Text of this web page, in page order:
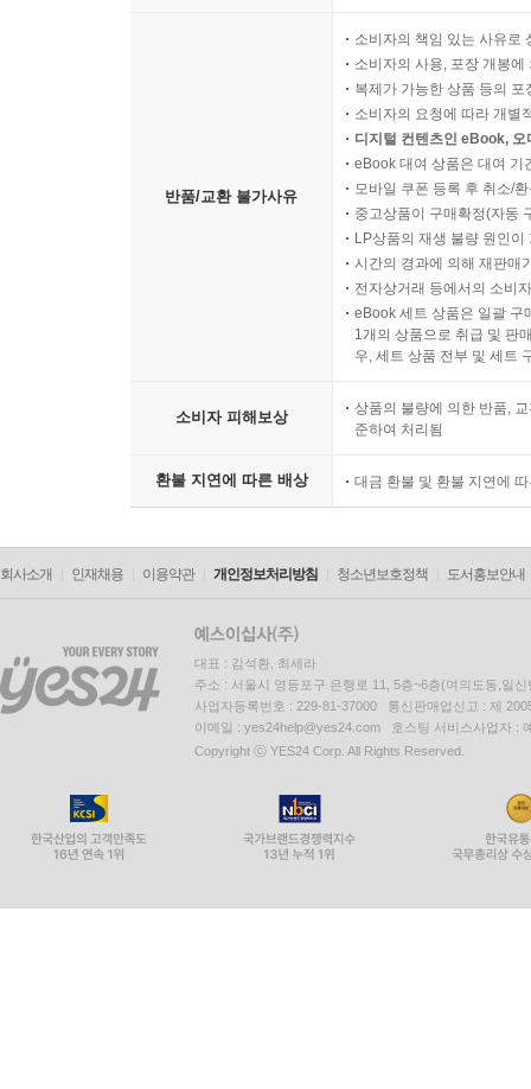
반품/교환 불가사유
소비자의 책임 있는 사유로
소비자의 사용, 포장 개봉
복제가 가능한 상품 등의
소비자의 요청에 따라 개별
디지털 컨텐츠인 eBook,
eBook 대여 상품은 대여 기
모바일 쿠폰 등록 후 취소/
중고상품이 구매확정(자동
LP상품의 재생 불량 원인
시간의 경과에 의해 재판매
전자상거래 등에서의 소비
eBook 세트 상품은 일괄 구
1개의 상품으로 취급 및 판
우, 세트 상품 전부 및 세트
소비자 피해보상
상품의 불량에 의한 반품,
준하여 처리됨
환불 지연에 따른 배상 대금 환불 및 환불 지연에
회사소개 인재채용 이용약관 개인정보처리방침 청소년보호정책 도서홍보안내
대표 : 김석환, 최세라
주소 : 서울시 영등포구 은행로 11, 5층~6층(여의도동,일신
사업자등록번호 : 229-81-37000 통신판매업신고 : 제
이메일 : yes24help@yes24.com 호스팅 서비스사업자 :
Copyright ⓒ YES24 Corp. All Rights Reserved.